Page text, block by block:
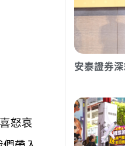
怒哀
安泰證券